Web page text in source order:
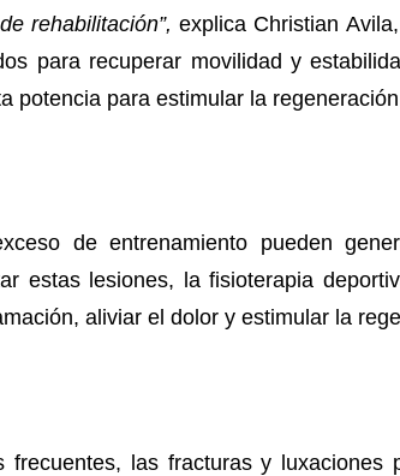
rehabilitación”, explica Christian
para recuperar movilidad y
potencia para estimular la
de entrenamiento pueden
estas lesiones, la fisioterapia
aliviar el dolor y estimular la
frecuentes, las fracturas y luxaciones